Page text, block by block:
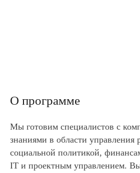
О программе
Мы готовим специалистов с
знаниями в области управления
социальной политикой,
IT и проектным управлением.